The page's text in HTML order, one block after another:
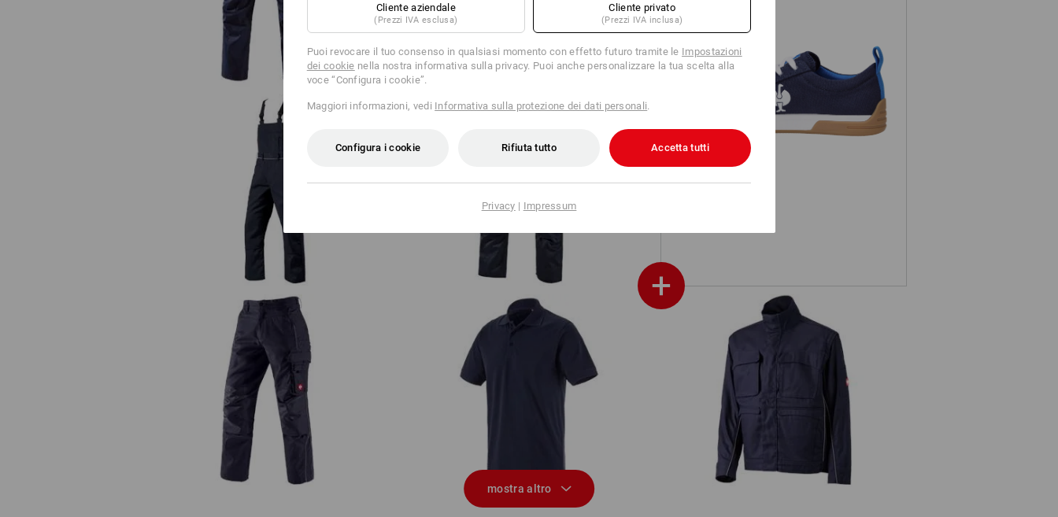
S1 scarpe antinfortunistiche e.s.
Yatala low
+
Salopette e.s.classic
Pantaloni e.s.prestige Polo in piqué e.s.industry Giacca da lavoro e.s.prestige
mostra altro
Cliente aziendale
(Prezzi IVA esclusa)
Cliente privato
(Prezzi IVA inclusa)
Puoi revocare il tuo consenso in qualsiasi momento con effetto futuro tramite le Impostazioni
dei cookie nella nostra informativa sulla privacy. Puoi anche personalizzare la tua scelta alla
voce “Configura i cookie”.
Maggiori informazioni, vedi Informativa sulla protezione dei dati personali.
Configura i cookie Rifiuta tutto Accetta tutti
Privacy | Impressum